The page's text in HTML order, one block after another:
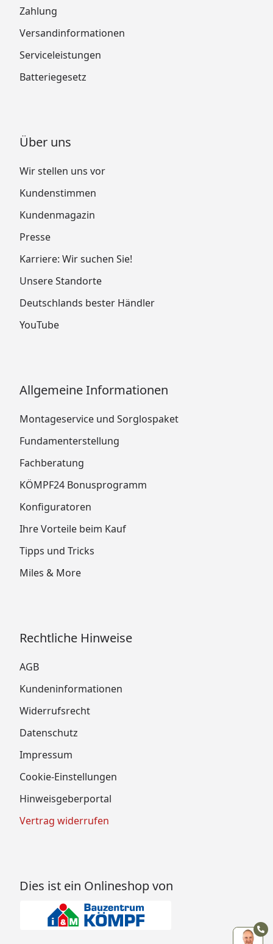
Zahlung
Versandinformationen
Serviceleistungen
Batteriegesetz
Über uns
Wir stellen uns vor
Kundenstimmen
Kundenmagazin
Presse
Karriere: Wir suchen Sie!
Unsere Standorte
Deutschlands bester Händler
YouTube
Allgemeine Informationen
Montageservice und Sorglospaket
Fundamenterstellung
Fachberatung
KÖMPF24 Bonusprogramm
Konfiguratoren
Ihre Vorteile beim Kauf
Tipps und Tricks
Miles & More
Rechtliche Hinweise
AGB
Kundeninformationen
Widerrufsrecht
Datenschutz
Impressum
Cookie-Einstellungen
Hinweisgeberportal
Vertrag widerrufen
Dies ist ein Onlineshop von